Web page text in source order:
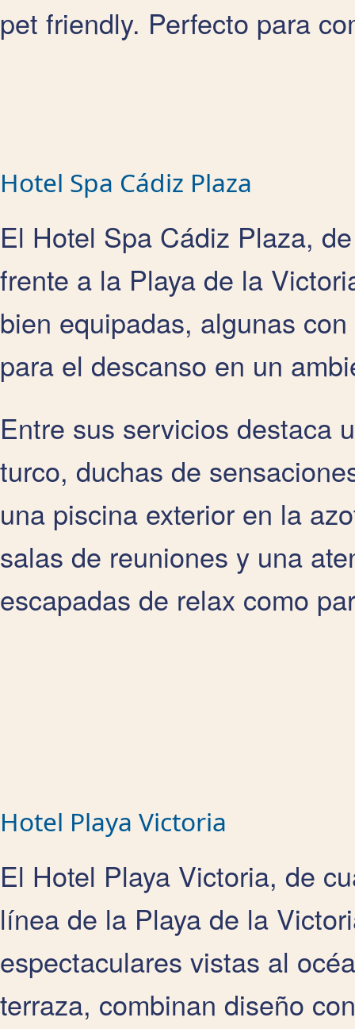
pet friendly. Perfecto para
Hotel Spa Cádiz Plaza
El Hotel Spa Cádiz Plaza,
frente a la Playa de la
bien equipadas, algunas
para el descanso en un
Entre sus servicios destaca
turco, duchas de
una piscina exterior en la
salas de reuniones y una
escapadas de relax como
Hotel Playa Victoria
El Hotel Playa Victoria, de
línea de la Playa de la
espectaculares vistas al
terraza, combinan diseño